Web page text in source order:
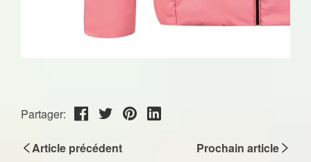
Partager:
Article précédent Prochain article